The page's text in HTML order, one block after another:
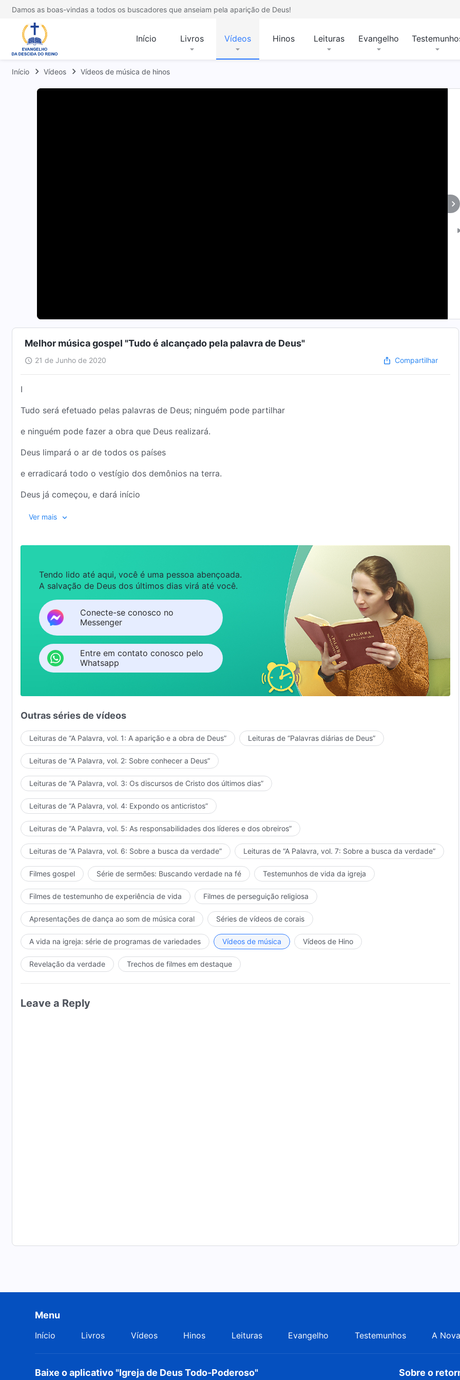
Damos as boas-vindas a todos os buscadores que anseiam pela aparição de Deus!
Início Livros Vídeos Hinos Leituras Evangelho
Início Vídeos Vídeos de música de hinos
Melhor música gospel "Tudo é alcançado pela palavra de Deus"
21 de Junho de 2020 Compartilhar
I
Tudo será efetuado pelas palavras de Deus; ninguém pode partilhar
e ninguém pode fazer a obra que Deus realizará.
Deus limpará o ar de todos os países
e erradicará todo o vestígio dos demônios na terra.
Deus já começou, e dará início
à primeira etapada de Sua obra de castigo
recaiu sobre o universo inteiro
e que o grande dragão vermelho e todos os tipos de espíritos impuros
serão impotentes para escapar do castigo de Deus,
porque Ele enxerga todos os países, enxerga todos os países.
O povo de Deus certamente verá
Seu justo castigo ao grande dragão vermelho
derramará louvor por causa de Sua justiça,
e para sempre exaltará Seu santo nome,
exaltará Seu santo nome por causa de Sua justiça.
Portanto, vocês cumprirão formalmente seu dever
e louvarão a Deus formalmente por todas as terras,
para todo o sempre,
para todo o sempre!
de “Seguir o Cordeiro e cantar cânticos novos”
Ver mais
Tendo lido até aqui, você é uma pessoa abençoada.
A salvação de Deus dos últimos dias virá até você.
Conecte-se conosco no
Messenger
Entre em contato conosco pelo
Whatsapp
Outras séries de vídeos
Leituras de “A Palavra, vol. 1: A aparição e a obra de Deus” Leituras de “Palavras diárias de Deus”
Leituras de “A Palavra, vol. 2: Sobre conhecer a Deus”
Leituras de “A Palavra, vol. 3: Os discursos de Cristo dos últimos dias”
Leituras de “A Palavra, vol. 4: Expondo os anticristos”
Leituras de “A Palavra, vol. 5: As responsabilidades dos líderes e dos obreiros”
Leituras de “A Palavra, vol. 6: Sobre a busca da verdade” Leituras de “A Palavra, vol. 7: Sobre a busca da verdade”
Filmes gospel Série de sermões: Buscando verdade na fé Testemunhos de vida da igreja
Filmes de testemunho de experiência de vida Filmes de perseguição religiosa
Apresentações de dança ao som de música coral Séries de vídeos de corais
A vida na igreja: série de programas de variedades Vídeos de música Vídeos de Hino
Revelação da verdade Trechos de filmes em destaque
Leave a Reply
Menu
Início Livros Vídeos Hinos Leituras Evangelho Testemunhos A
Baixe o aplicativo "Igreja de Deus Todo-Poderoso" Sobre o